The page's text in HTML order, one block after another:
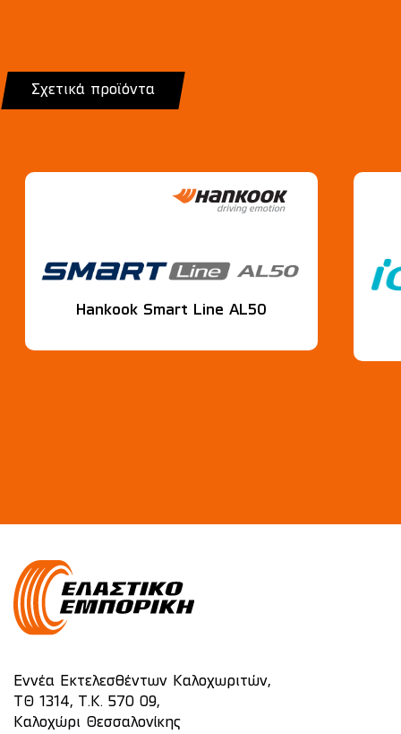
Σχετικά προϊόντα
Hankook Smart Line AL50
Εννέα Εκτελεσθέντων Καλοχωριτών,
ΤΘ 1314, Τ.Κ. 570 09,
Καλοχώρι Θεσσαλονίκης